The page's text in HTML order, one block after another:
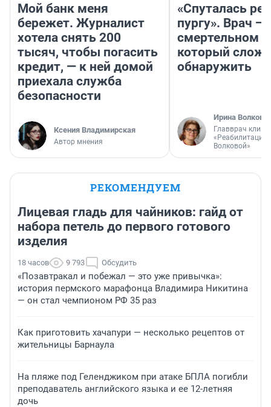
Мой банк меня
бережет. Журналист
хотела снять 200
тысяч, чтобы погасить
кредит, — к ней домой
приехала служба
безопасности
Ксения Владимирская
Автор мнения
«Спуталась
пургу». Врач —
смертельном
который
обнаружить
Ирина Волкова
Главврач
«Реабилитация
Волковой»
РЕКОМЕНДУЕМ
Лицевая гладь для чайников: гайд от
набора петель до первого готового
изделия
18 часов 9 793 Обсудить
«Позавтракал и побежал — это уже привычка»:
история пермского марафонца Владимира Никитина
— он стал чемпионом РФ 35 раз
Как приготовить хачапури — несколько рецептов от
жительницы Барнаула
На пляже под Геленджиком при атаке БПЛА погибли
преподаватель английского языка и ее 12-летняя
дочь